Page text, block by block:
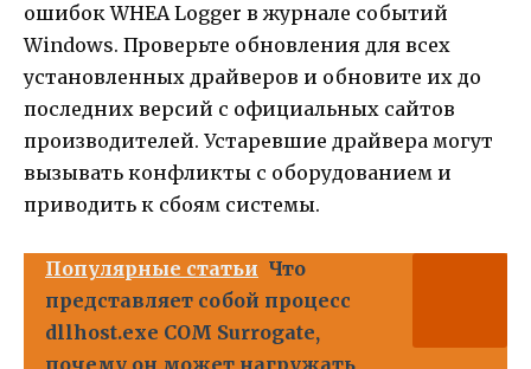
ошибок WHEA Logger в журнале событий
Windows. Проверьте обновления для всех
установленных драйверов и обновите их до
последних версий с официальных сайтов
производителей. Устаревшие драйвера могут
вызывать конфликты с оборудованием и
приводить к сбоям системы.
Популярные статьи Что
представляет собой процесс
dllhost.exe COM Surrogate,